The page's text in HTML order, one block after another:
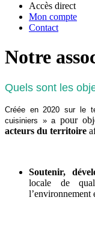
Accès direct
Mon compte
Contact
Notre
Quels sont les
Créée en 2020 sur le
cuisiniers » apour
acteurs du territoire
Soutenir,
locale de
l’environnement